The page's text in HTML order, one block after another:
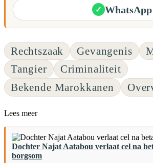
✓ WhatsApp
Rechtszaak Gevangenis
Tangier
Criminaliteit
Bekende Marokkanen
Lees meer
Dochter Najat Aatabou verlaat cel na
borgsom